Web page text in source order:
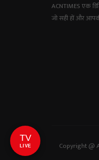
ACNTIMES एक
जो सही हों और
Copyright @
TV
LIVE